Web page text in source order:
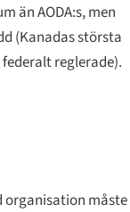
än AODA:s, men
(Kanadas största
reglerade).
måste